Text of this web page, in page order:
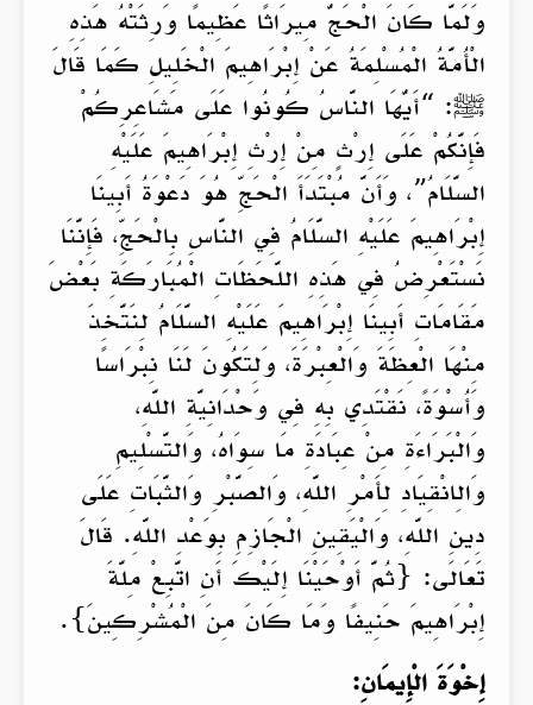
وَلَمَّا كَانَ الْحَجُّ مِيرَاثًا عَظِيمًا وَرِثَتْهُ هَذِهِ
الْأُمَّةُ الْمُسْلِمَةُ عَنْ إِبْرَاهِيمَ الْخَلِيلِ كَمَا قَالَ
ﷺ: “أَيُّهَا النَّاسُ كُونُوا عَلَى مَشَاعِرِكُمْ
فَإِنَّكُمْ عَلَى إِرْثٍ مِنْ إِرْثِ إِبْرَاهِيمَ عَلَيْهِ
السَّلَامُ”، وَأَنَّ مُبْتَدَأَ الْحَجِّ هُوَ دَعْوَةُ أَبِينَا
إِبْرَاهِيمَ عَلَيْهِ السَّلَامُ فِي النَّاسِ بِالْحَجِّ، فَإِنَّنَا
نَسْتَعْرِضُ فِي هَذِهِ اللَّحَظَاتِ الْمُبَارَكَةِ بَعْضَ
مَقَامَاتِ أَبِينَا إِبْرَاهِيمَ عَلَيْهِ السَّلَامُ لِنَتَّخِذَ
مِنْهَا الْعِظَةَ وَالْعِبْرَةَ، وَلِتَكُونَ لَنَا نِبْرَاسًا
وَأُسْوَةً، نَقْتَدِي بِهِ فِي وَحْدَانِيَّةِ اللَّهِ،
وَالْبَرَاءَةِ مِنْ عِبَادَةِ مَا سِوَاهُ، وَالتَّسْلِيمِ
وَالِانْقِيَادِ لِأَمْرِ اللَّهِ، وَالصَّبْرِ وَالثَّبَاتِ عَلَى
دِينِ اللَّهِ، وَالْيَقِينِ الْجَازِمِ بِوَعْدِ اللَّهِ. قَالَ
تَعَالَى: {ثُمَّ أَوْحَيْنَا إِلَيْكَ أَنِ اتَّبِعْ مِلَّةَ
إِبْرَاهِيمَ حَنِيفًا وَمَا كَانَ مِنَ الْمُشْرِكِينَ}.
إِخْوَةَ الْإِيمَانِ: